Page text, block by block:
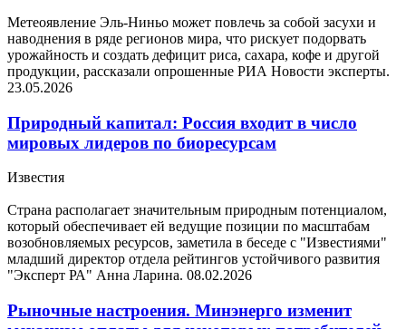
Метеоявление Эль-Ниньо может повлечь за собой засухи и
наводнения в ряде регионов мира, что рискует подорвать
урожайность и создать дефицит риса, сахара, кофе и другой
продукции, рассказали опрошенные РИА Новости эксперты.
23.05.2026
Природный капитал: Россия входит в число
мировых лидеров по биоресурсам
Известия
Страна располагает значительным природным потенциалом,
который обеспечивает ей ведущие позиции по масштабам
возобновляемых ресурсов, заметила в беседе с "Известиями"
младший директор отдела рейтингов устойчивого развития
"Эксперт РА" Анна Ларина. 08.02.2026
Рыночные настроения. Минэнерго изменит